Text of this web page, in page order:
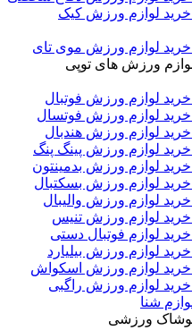
خرید لوازم ورزش کیک
خرید لوازم ورزش موی تای
ورزش های توپی
لوازم ورزش فوتبال
خرید لوازم ورزش فوتسال
لوازم ورزش هندبال
خرید لوازم ورزش پینگ پنگ
لوازم ورزش بدمینتون
خرید لوازم ورزش بسکتبال
لوازم ورزش والیبال
خرید لوازم ورزش تنیس
لوازم فوتبال دستی
لوازم ورزش بیلیارد
خرید لوازم ورزش اسکواش
خرید لوازم ورزش راگبی
شنا
پوشاک ورزشی